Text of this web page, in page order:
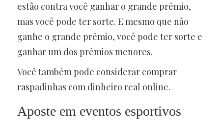
estão contra você ganhar o grande prêmio,
mas você pode ter sorte. E mesmo que não
ganhe o grande prêmio, você pode ter sorte e
ganhar um dos prêmios menores.
Você também pode considerar comprar
raspadinhas com dinheiro real online.
Aposte em eventos esportivos